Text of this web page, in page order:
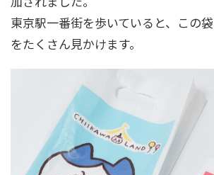
東京駅一番街を歩いていると、この
をたくさん見かけます。